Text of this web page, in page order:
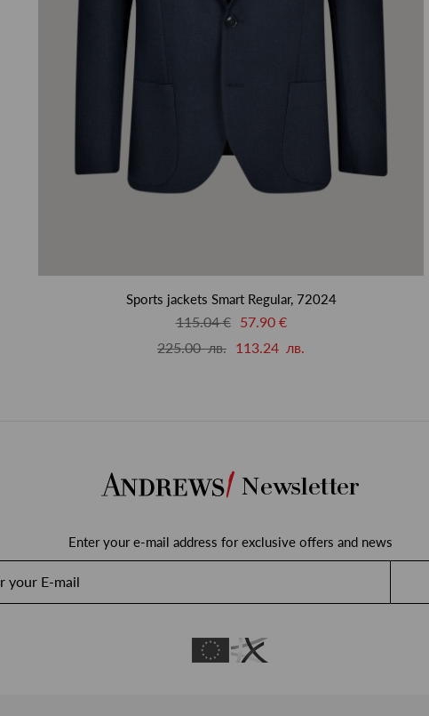
Sports jackets Smart Regular, 72024
115.04 €
57.90 €
225.00 лв. 113.24 лв.
Newsletter
Enter your e-mail address for exclusive offers and news